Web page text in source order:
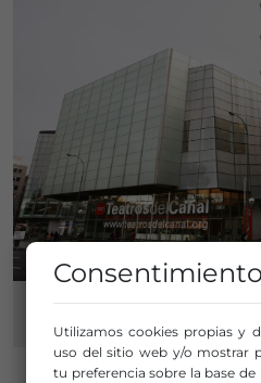
Utilizamos cookies propias y
uso del sitio web y/o mostrar
tu preferencia sobre la base